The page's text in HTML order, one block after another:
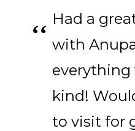
Had a
with
everything
kind!
to visit for